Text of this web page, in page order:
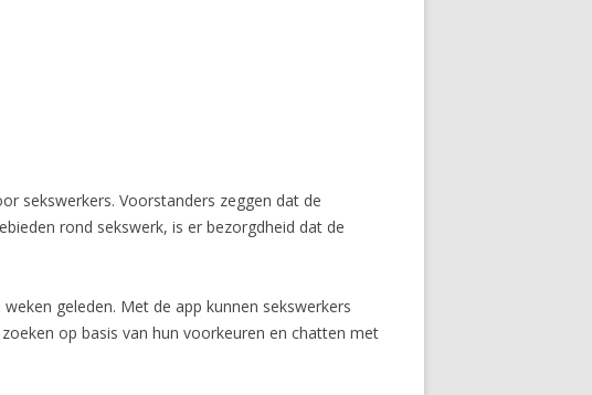
sekswerkers. Voorstanders zeggen dat de
rond sekswerk, is er bezorgdheid dat de
geleden. Met de app kunnen sekswerkers
op basis van hun voorkeuren en chatten met